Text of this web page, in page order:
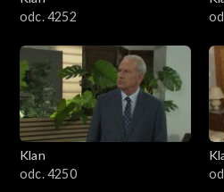
odc. 4252
Klan
odc. 4250